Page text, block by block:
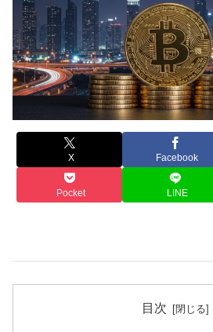
X Facebook
Pocket LINE
目次